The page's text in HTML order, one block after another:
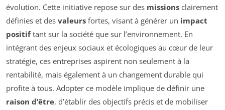
évolution. Cette initiative repose sur des missions clairement
définies et des valeurs fortes, visant à générer un impact
positiftant sur la société que sur l’environnement. En
intégrant des enjeux sociaux et écologiques au cœur de leur
stratégie, ces entreprises aspirent non seulement à la
rentabilité, mais également à un changement durable qui
profite à tous. Adopter ce modèle implique de définir une
raison d’être, d’établir des objectifs précis et de mobiliser